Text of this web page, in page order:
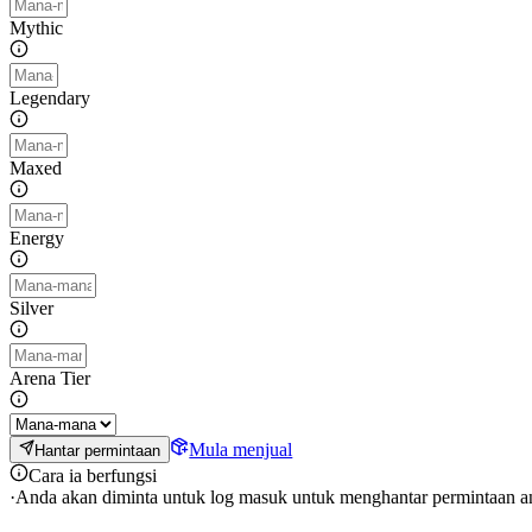
Mythic
Legendary
Maxed
Energy
Silver
Arena Tier
Hantar permintaan
Mula menjual
Cara ia berfungsi
·Anda akan diminta untuk log masuk untuk menghantar permintaan